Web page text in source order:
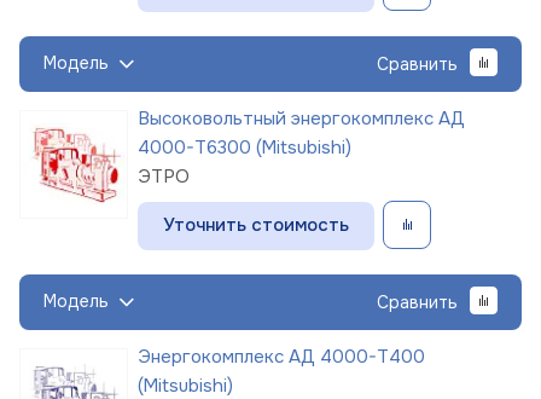
Модель Сравнить
Высоковольтный энергокомплекс АД
4000-Т6300 (Mitsubishi)
ЭТРО
Уточнить стоимость
Модель Сравнить
Энергокомплекс АД 4000-Т400
(Mitsubishi)